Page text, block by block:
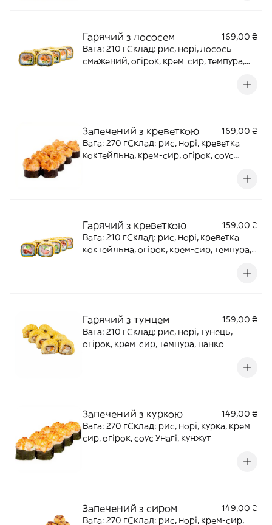
Гарячий з лососем
169,00 ₴
Вага: 210 гСклад: рис, норі, лосось
смажений, огірок, крем-сир, темпура,
Запечений з креветкою
169,00 ₴
Вага: 270 гСклад: рис, норі, креветка
коктейльна, крем-сир, огірок, соус
Гарячий з креветкою
159,00 ₴
Вага: 210 гСклад: рис, норі, креветка
коктейльна, огірок, крем-сир, темпура,
Гарячий з тунцем
159,00 ₴
Вага: 210 гСклад: рис, норі, тунець,
огірок, крем-сир, темпура, панко
Запечений з куркою
149,00 ₴
Вага: 270 гСклад: рис, норі, курка, крем-
сир, огірок, соус Унагі, кунжут
Запечений з сиром
149,00 ₴
Вага: 270 гСклад: рис, норі, крем-сир,